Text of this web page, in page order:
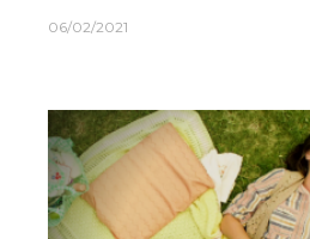
06/02/2021